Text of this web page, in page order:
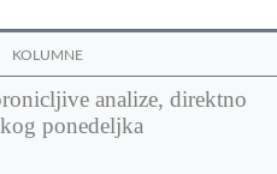
KOLUMNE
analize, direktno
ponedeljka